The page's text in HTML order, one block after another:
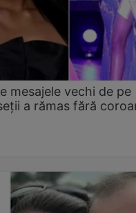
mesajele vechi de pe
a rămas fără